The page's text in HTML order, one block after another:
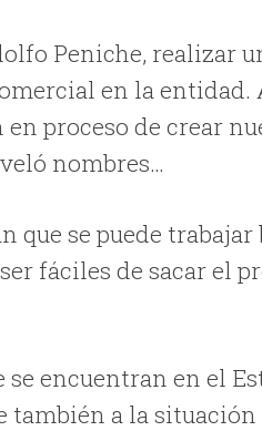
Peniche, realizar
en la entidad.
proceso de crear
nombres…
que se puede trabajar
fáciles de sacar el
encuentran en el
también a la